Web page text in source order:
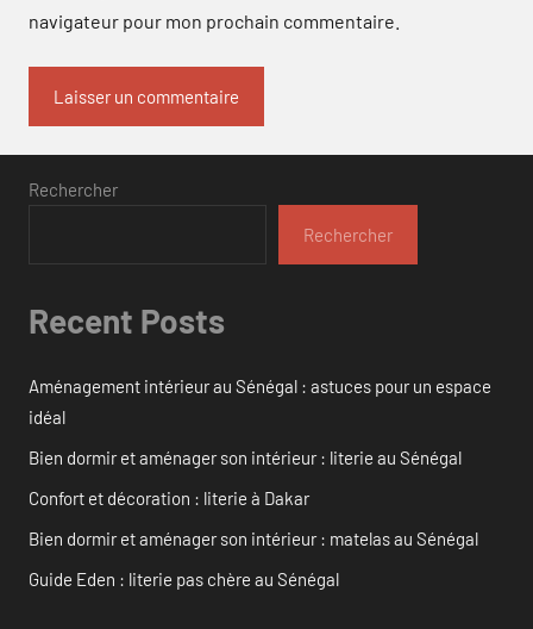
navigateur pour mon prochain commentaire.
Rechercher
Rechercher
Recent Posts
Aménagement intérieur au Sénégal : astuces pour un espace
idéal
Bien dormir et aménager son intérieur : literie au Sénégal
Confort et décoration : literie à Dakar
Bien dormir et aménager son intérieur : matelas au Sénégal
Guide Eden : literie pas chère au Sénégal